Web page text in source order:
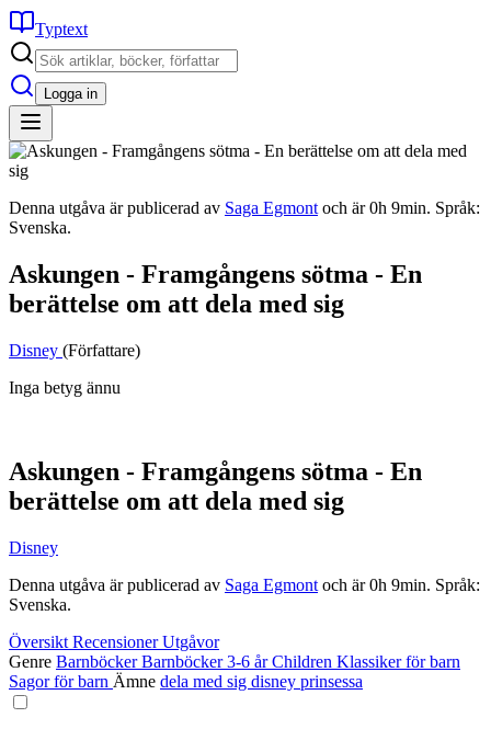
Typtext
Logga in
Denna utgåva är publicerad av Saga Egmont och är 0h 9min. Språk:
Svenska.
Askungen - Framgångens sötma - En
berättelse om att dela med sig
Disney (Författare)
Inga betyg ännu
Askungen - Framgångens sötma - En
berättelse om att dela med sig
Disney
Denna utgåva är publicerad av Saga Egmont och är 0h 9min. Språk:
Svenska.
Översikt RecensionerUtgåvor
Genre BarnböckerBarnböcker 3-6 årChildren Klassiker för barn
Sagor för barn Ämne dela med sig disney prinsessa